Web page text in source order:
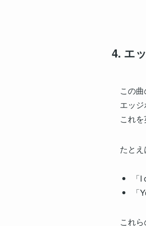
4. エ
この曲
エッ
これ
たとえ
「
これ